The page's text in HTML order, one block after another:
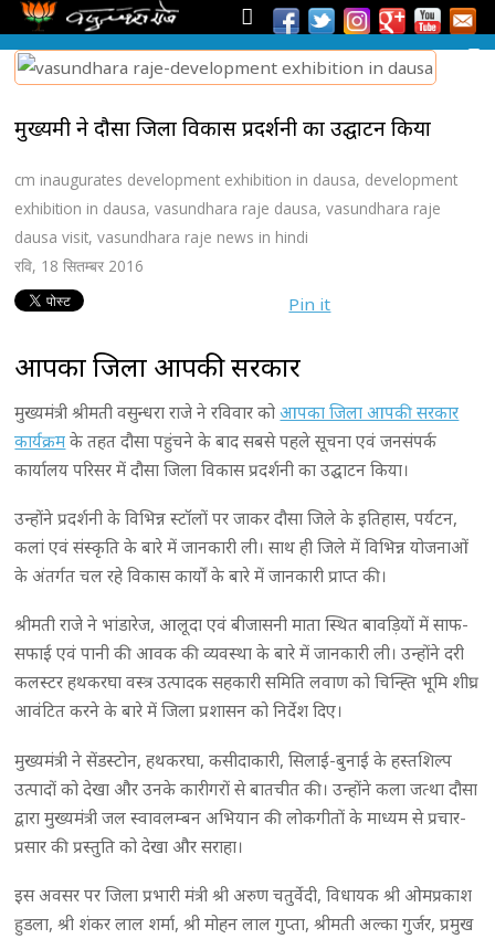
मुख्यमंत्री ने दौसा जिला विकास प्रदर्शनी का उद्घाटन किया
cm inaugurates development exhibition in dausa, development
exhibition in dausa,vasundhara raje dausa,vasundhara raje
dausa visit,vasundhara raje news in hindi
रवि, 18 सितम्बर 2016
Pin it
आपका जिला आपकी सरकार
मुख्यमंत्री श्रीमती वसुन्धरा राजे ने रविवार कोआपका जिला आपकी सरकार
कार्यक्रम के तहत दौसा पहुंचने के बाद सबसे पहले सूचना एवं जनसंपर्क
कार्यालय परिसर में दौसा जिला विकास प्रदर्शनी का उद्घाटन किया।
उन्होंने प्रदर्शनी के विभिन्न स्टॉलों पर जाकर दौसा जिले के इतिहास, पर्यटन,
कलां एवं संस्कृति के बारे में जानकारी ली। साथ ही जिले में विभिन्न योजनाओं
के अंतर्गत चल रहे विकास कार्यों के बारे में जानकारी प्राप्त की।
श्रीमती राजे ने भांडारेज, आलूदा एवं बीजासनी माता स्थित बावड़ियों में साफ-
सफाई एवं पानी की आवक की व्यवस्था के बारे में जानकारी ली। उन्होंने दरी
कलस्टर हथकरघा वस्त्र उत्पादक सहकारी समिति लवाण को चिन्ह्ति भूमि शीघ्र
आवंटित करने के बारे में जिला प्रशासन को निर्देश दिए।
मुख्यमंत्री ने सेंडस्टोन, हथकरघा, कसीदाकारी, सिलाई-बुनाई के हस्तशिल्प
उत्पादों को देखा और उनके कारीगरों से बातचीत की। उन्होंने कला जत्था दौसा
द्वारा मुख्यमंत्री जल स्वावलम्बन अभियान की लोकगीतों के माध्यम से प्रचार-
प्रसार की प्रस्तुति को देखा और सराहा।
इस अवसर पर जिला प्रभारी मंत्री श्री अरुण चतुर्वेदी, विधायक श्री ओमप्रकाश
हुडला, श्री शंकर लाल शर्मा, श्री मोहन लाल गुप्ता, श्रीमती अल्का गुर्जर, प्रमुख